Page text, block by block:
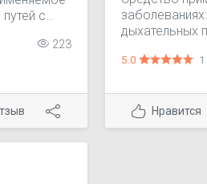
с
ХОБЛ,
у
223
Фитофарм НЦ,
Россия
дыхательных
явлениями,
5.0
Нравится